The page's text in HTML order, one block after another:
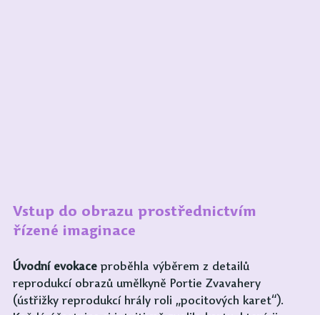
Vstup do obrazu prostřednictvím
řízené imaginace
Úvodní evokace proběhla výběrem z detailů
reprodukcí obrazů umělkyně Portie Zvavahery
(ústřižky reprodukcí hrály roli „pocitových karet“).